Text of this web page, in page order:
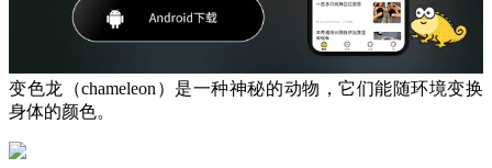
变色龙（chameleon）是一种神秘的动物，它们能随环境变换
身体的颜色。